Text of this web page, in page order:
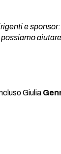
e
Giulia